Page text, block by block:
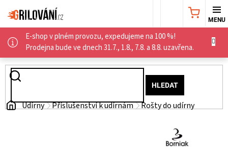
na
obsah
E-shop v plném provozu, expedujeme na 100 %!
Prodejna bude ve dnech 31.7., 1.8., 7.8. a 8.8. uzavřena.
HLEDAT
NÁKUPNÍ
AKČNÍ
NABÍDKA
Domů
Udírny Příslušenství k udírnám Rošty do udírny